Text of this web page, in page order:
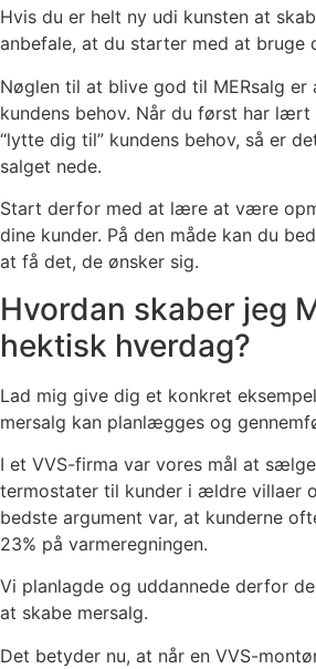
Hvis du er helt ny udi kunsten at
anbefale, at du starter med at bruge
Nøglen til at blive god til MERsalg er
kundens behov. Når du først har lært
“lytte dig til” kundens behov, så er
salget nede.
Start derfor med at lære at være
dine kunder. På den måde kan du
at få det, de ønsker sig.
Hvordan skaber jeg
hektisk hverdag?
Lad mig give dig et konkret
mersalg kan planlægges og
I et VVS-firma var vores mål at
termostater til kunder i ældre villaer
bedste argument var, at kunderne
23% på varmeregningen.
Vi planlagde og uddannede derfor
at skabe mersalg.
Det betyder nu, at når en VVS-